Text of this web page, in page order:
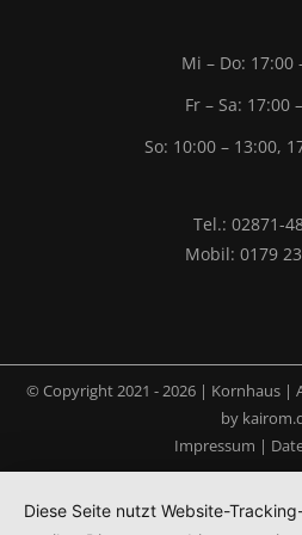
Mi – Do: 17:00
Fr – Sa: 17:00
So: 10:00 – 13:00,
Tel.: 02871-
Mobil: 0179
© Copyright 2021 -2026 | Kornhaus |
by
Impressum |
Diese Seite nutzt Website-